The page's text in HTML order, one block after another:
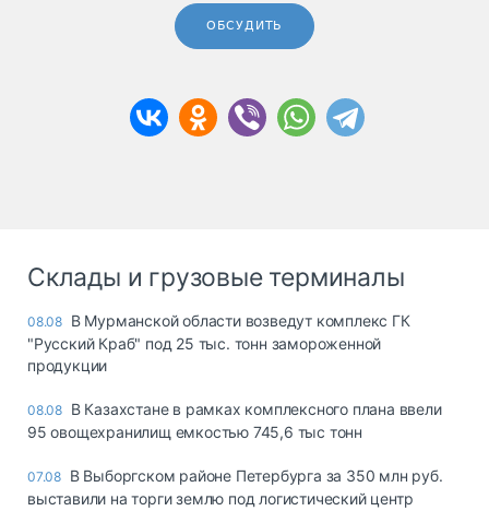
ОБСУДИТЬ
Склады и грузовые терминалы
08.08 В Мурманской области возведут комплекс ГК
"Русский Краб" под 25 тыс. тонн замороженной
продукции
08.08 В Казахстане в рамках комплексного плана ввели
95 овощехранилищ емкостью 745,6 тыс тонн
07.08 В Выборгском районе Петербурга за 350 млн руб.
выставили на торги землю под логистический центр